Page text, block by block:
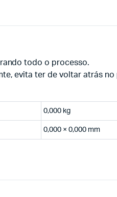
todo o processo.
evita ter de voltar atrás
0,000 kg
0,000 × 0,000 mm